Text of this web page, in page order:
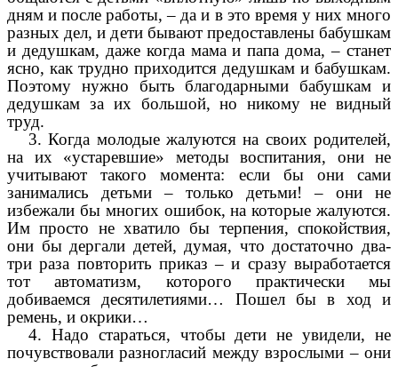
дням и после работы, – да и в это время у них много
разных дел, и дети бывают предоставлены бабушкам
и дедушкам, даже когда мама и папа дома, – станет
ясно, как трудно приходится дедушкам и бабушкам.
Поэтому нужно быть благодарными бабушкам и
дедушкам за их большой, но никому не видный
труд.
3. Когда молодые жалуются на своих родителей,
на их «устаревшие» методы воспитания, они не
учитывают такого момента: если бы они сами
занимались детьми – только детьми! – они не
избежали бы многих ошибок, на которые жалуются.
Им просто не хватило бы терпения, спокойствия,
они бы дергали детей, думая, что достаточно два-
три раза повторить приказ – и сразу выработается
тот автоматизм, которого практически мы
добиваемся десятилетиями… Пошел бы в ход и
ремень, и окрики…
4. Надо стараться, чтобы дети не увидели, не
почувствовали разногласий между взрослыми – они